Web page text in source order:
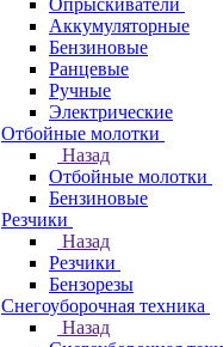
Опрыскиватели
Аккумуляторные
Бензиновые
Ранцевые
Ручные
Электрические
Отбойные молотки
Назад
Отбойные молотки
Бензиновые
Резчики
Назад
Резчики
Бензорезы
Снегоуборочная техника
Назад